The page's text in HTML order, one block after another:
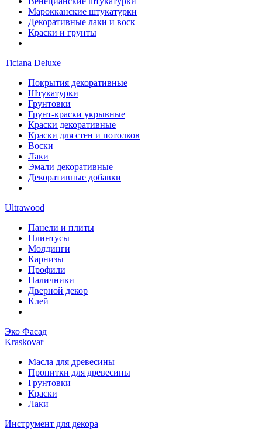
Марокканские штукатурки
Декоративные лаки и воск
Краски и грунты
Ticiana Deluxe
Покрытия декоративные
Штукатурки
Грунтовки
Грунт-краски укрывные
Краски декоративные
Краски для стен и потолков
Воски
Лаки
Эмали декоративные
Декоративные добавки
Ultrawood
Панели и плиты
Плинтусы
Молдинги
Карнизы
Профили
Наличники
Дверной декор
Клей
Эко Фасад
Kraskovar
Масла для древесины
Пропитки для древесины
Грунтовки
Краски
Лаки
Инструмент для декора